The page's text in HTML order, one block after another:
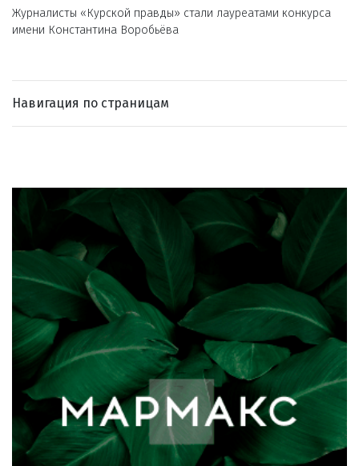
Журналисты «Курской правды» стали лауреатами конкурса
имени Константина Воробьёва
Навигация по страницам